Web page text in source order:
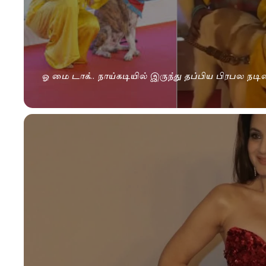
ஓ மை டாக்.. நாய்கடியில் இருந்து தப்பிய பிரபல